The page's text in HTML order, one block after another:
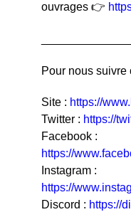
ouvrages 👉
Pour nous suivre
Site : https://
Twitter : https://
Facebook :
https://
Instagram :
https://
Discord : https://